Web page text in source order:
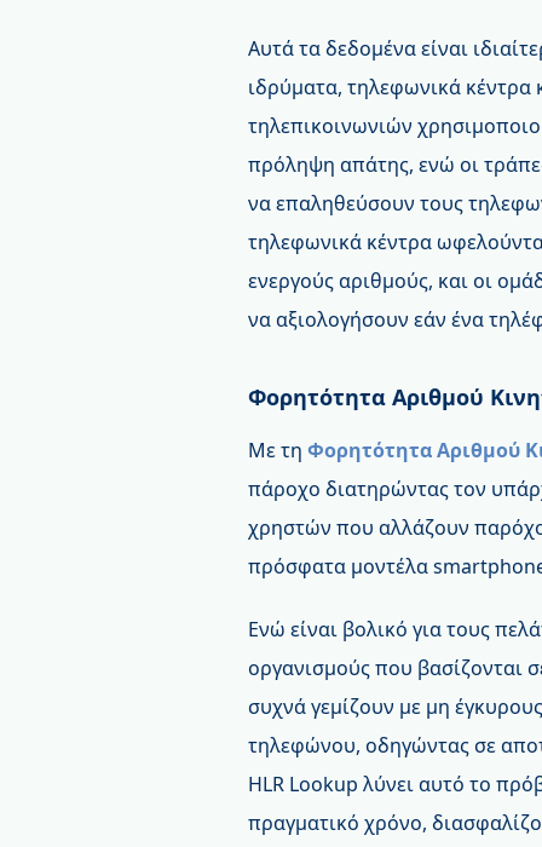
Αυτά τα δεδομένα είναι
ιδρύματα, τηλεφωνικά κέντρα
τηλεπικοινωνιών
πρόληψη απάτης, ενώ οι
να επαληθεύσουν τους
τηλεφωνικά κέντρα
ενεργούς αριθμούς, και οι
να αξιολογήσουν εάν ένα
Φορητότητα Αριθμού
Με τη Φορητότητα Αριθμού
πάροχο διατηρώντας τον
χρηστών που αλλάζουν
πρόσφατα μοντέλα
Ενώ είναι βολικό για τους
οργανισμούς που βασίζονται
συχνά γεμίζουν με μη
τηλεφώνου, οδηγώντας σε
HLR Lookup λύνει αυτό το
πραγματικό χρόνο,